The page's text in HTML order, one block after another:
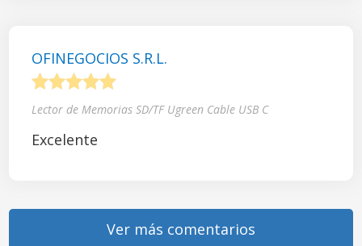
OFINEGOCIOS S.R.L.
Lector de Memorias SD/TF Ugreen Cable USB C
Excelente
Ver más comentarios